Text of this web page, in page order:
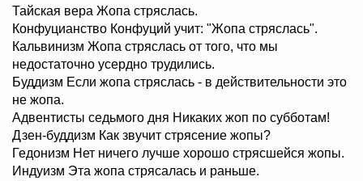
Тайская вера Жопа стряслась.
Конфуцианство Конфуций учит: "Жопа стряслась".
Кальвинизм Жопа стряслась от того, что мы
недостаточно усердно трудились.
Буддизм Если жопа стряслась - в действительности это
не жопа.
Адвентисты седьмого дня Hикаких жоп по субботам!
Дзен-буддизм Как звучит стрясение жопы?
Гедонизм Hет ничего лучше хорошо стрясшейся жопы.
Индуизм Эта жопа стрясалась и раньше.